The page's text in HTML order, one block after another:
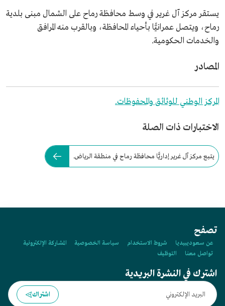
يستقر مركز آل غرير في وسط محافظة رماح على الشمال مبنى بلدية
رماح، ويتصل عمرانيًّا بأحياء المحافظة، وبالقرب منه المرافق
والخدمات الحكومية.
المصادر
المركز الوطني للوثائق والمحفوظات.
الاختبارات ذات الصلة
يتبع مركز آل غرير إداريًّا محافظة رماح في منطقة الرياض.
تصفح
عن سعوديبيديا شروط الاستخدام سياسة الخصوصية
المشاركة الإلكترونية
تواصل معنا
التوظيف
اشترك في النشرة البريدية
اشتراك